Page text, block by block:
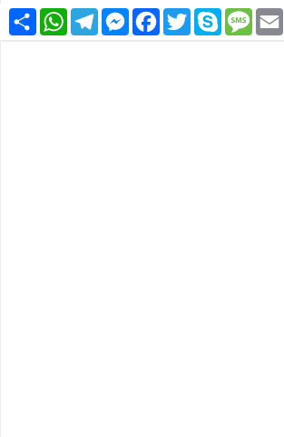
CondividiWhatsApp
TelegramMessenger
Facebook
TwitterSkype